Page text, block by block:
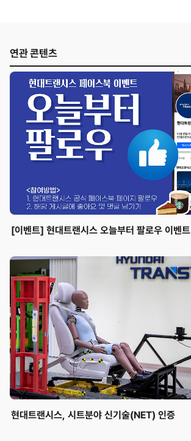
연관 콘텐츠
[이벤트] 현대트랜시스 오늘부터 팔로우 이벤트
현대트랜시스, 시트분야 신기술(NET) 인증